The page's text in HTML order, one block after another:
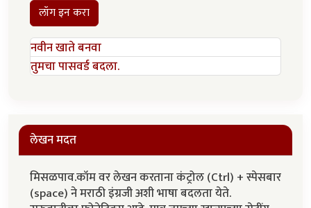
लॉग इन करा
नवीन खाते बनवा
तुमचा पासवर्ड बदला.
लेखन मदत
मिसळपाव.कॉम वर लेखन करताना कंट्रोल (Ctrl) + स्पेसबार
(space) ने मराठी इंग्रजी अशी भाषा बदलता येते.